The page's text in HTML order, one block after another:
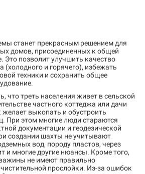
станет прекрасным решением для
домов, присоединенных к общей
Это позволит улучшить качество
(холодного и горячего), избежать
техники и сохранить общее
что треть населения живет в сельской
частного коттеджа или дачи
выкопать и обустроить
При этом многие люди стараются
документации и геодезической
создании шахты не учитывают
вод, породу пластов, через
и многие другие нюансы. Кроме того,
не имеют правильно
прослойки. Из-за ошибок